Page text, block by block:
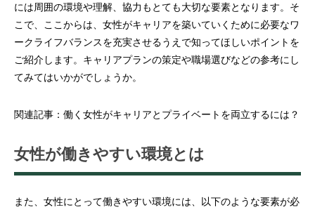
には周囲の環境や理解、協力もとても大切な要素となります。そ
こで、ここからは、女性がキャリアを築いていくために必要なワ
ークライフバランスを充実させるうえで知ってほしいポイントを
ご紹介します。キャリアプランの策定や職場選びなどの参考にし
てみてはいかがでしょうか。
関連記事： 働く女性がキャリアとプライベートを両立するには？
女性が働きやすい環境とは
また、女性にとって働きやすい環境には、以下のような要素が必